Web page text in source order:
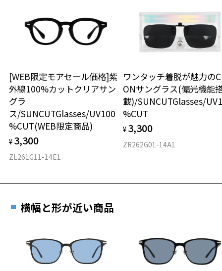
ウエリントン
フロント素材：French Plastic
もっと見る
[WEB限定モアセール価格]紫
外線100%カットクリアサン
グラ
ス/SUNCUTGlasses/UV100
%CUT(WEB限定商品)
¥ 3,300
ZL261G11-14E1
ワンタッチ着脱が魅力の
ONサングラス(偏光機能
載)/SUNCUTGlasses/
%CUT
¥ 3,300
ZR262G01-14A1
横幅と形が近い商品